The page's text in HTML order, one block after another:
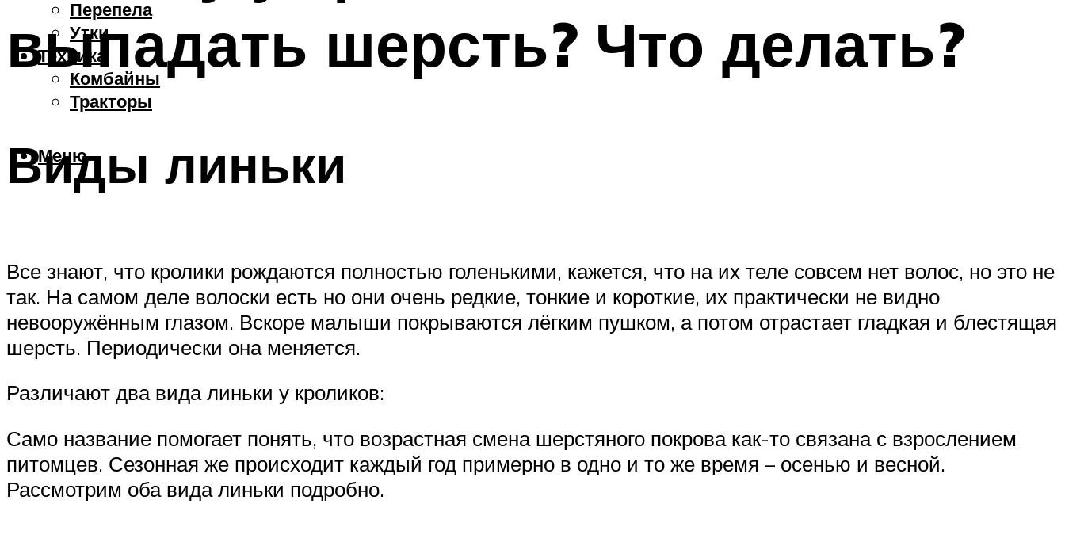
Перепела
Утки
Техника
Комбайны
Тракторы
Меню
выпадать шерсть? Что делать?
Виды линьки
Все знают, что кролики рождаются полностью голенькими, кажется, что на их теле совсем нет волос, но это не
так. На самом деле волоски есть но они очень редкие, тонкие и короткие, их практически не видно
невооружённым глазом. Вскоре малыши покрываются лёгким пушком, а потом отрастает гладкая и блестящая
шерсть. Периодически она меняется.
Различают два вида линьки у кроликов:
Само название помогает понять, что возрастная смена шерстяного покрова как-то связана с взрослением
питомцев. Сезонная же происходит каждый год примерно в одно и то же время – осенью и весной.
Рассмотрим оба вида линьки подробно.